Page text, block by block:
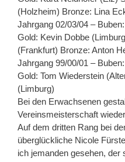
(Holzheim) Bronze: Lina
Jahrgang 02/03/04 – Buben:
Gold: Kevin Dobbe
(Frankfurt) Bronze: Anton
Jahrgang 99/00/01 – Buben:
Gold: Tom Wiederstein
(Limburg)
Bei den Erwachsenen
Vereinsmeisterschaft
Auf dem dritten Rang bei
überglückliche Nicole
ich jemanden gesehen, der